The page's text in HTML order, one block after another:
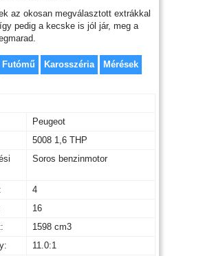
az okosan megválasztott extrákkal
pedig a kecske is jól jár, meg a
Futómű Karosszéria
Mérések
Peugeot
5008 1,6 THP
Soros benzinmotor
4
16
1598 cm3
11.0:1